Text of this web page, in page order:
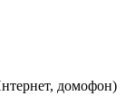
домофон)